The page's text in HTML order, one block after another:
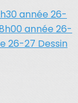
année 26-
année 26-
26-27 Dessin